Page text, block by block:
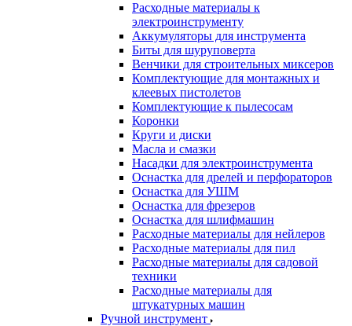
Расходные материалы к
электроинструменту
Аккумуляторы для инструмента
Биты для шуруповерта
Венчики для строительных миксеров
Комплектующие для монтажных и
клеевых пистолетов
Комплектующие к пылесосам
Коронки
Круги и диски
Масла и смазки
Насадки для электроинструмента
Оснастка для дрелей и перфораторов
Оснастка для УШМ
Оснастка для фрезеров
Оснастка для шлифмашин
Расходные материалы для нейлеров
Расходные материалы для пил
Расходные материалы для садовой
техники
Расходные материалы для
штукатурных машин
Ручной инструмент